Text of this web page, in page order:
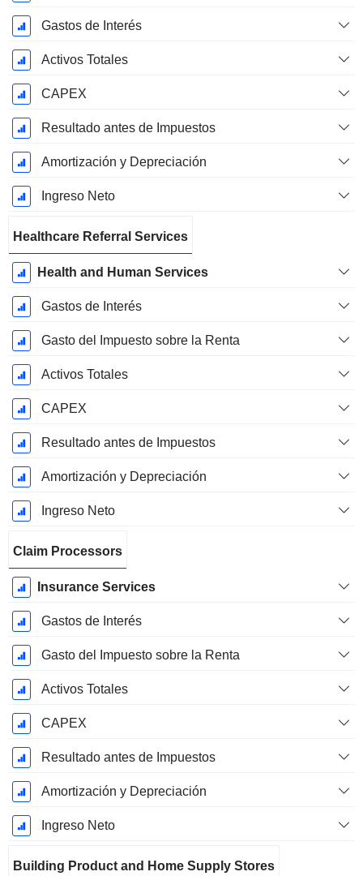
Gastos de Interés
Activos Totales
CAPEX
Resultado antes de Impuestos
Amortización y Depreciación
Ingreso Neto
Healthcare Referral Services
Health and Human Services
Gastos de Interés
Gasto del Impuesto sobre la Renta
Activos Totales
CAPEX
Resultado antes de Impuestos
Amortización y Depreciación
Ingreso Neto
Claim Processors
Insurance Services
Gastos de Interés
Gasto del Impuesto sobre la Renta
Activos Totales
CAPEX
Resultado antes de Impuestos
Amortización y Depreciación
Ingreso Neto
Building Product and Home Supply Stores